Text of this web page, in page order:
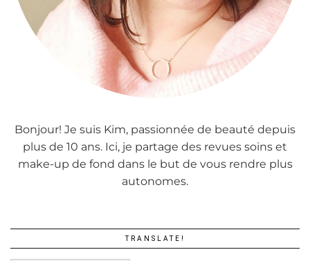
Bonjour! Je suis Kim, passionnée de beauté depuis
plus de 10 ans. Ici, je partage des revues soins et
make-up de fond dans le but de vous rendre plus
autonomes.
TRANSLATE!